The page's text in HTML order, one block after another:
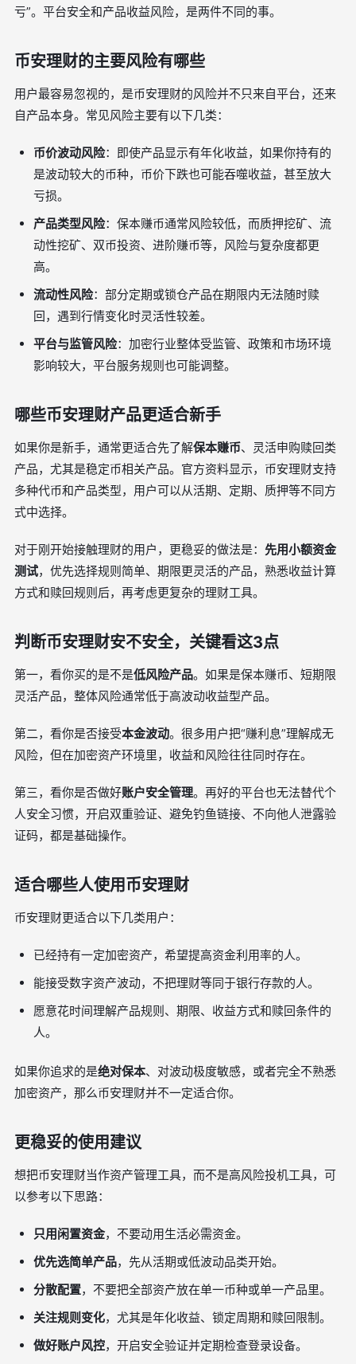
亏”。平台安全和产品收益风险，是两件不同的事。
币安理财的主要风险有哪些
用户最容易忽视的，是币安理财的风险并不只来自平台，还来
自产品本身。常见风险主要有以下几类：
币价波动风险：即使产品显示有年化收益，如果你持有的
是波动较大的币种，币价下跌也可能吞噬收益，甚至放大
亏损。
产品类型风险：保本赚币通常风险较低，而质押挖矿、流
动性挖矿、双币投资、进阶赚币等，风险与复杂度都更
高。
流动性风险：部分定期或锁仓产品在期限内无法随时赎
回，遇到行情变化时灵活性较差。
平台与监管风险：加密行业整体受监管、政策和市场环境
影响较大，平台服务规则也可能调整。
哪些币安理财产品更适合新手
如果你是新手，通常更适合先了解保本赚币、灵活申购赎回类
产品，尤其是稳定币相关产品。官方资料显示，币安理财支持
多种代币和产品类型，用户可以从活期、定期、质押等不同方
式中选择。
对于刚开始接触理财的用户，更稳妥的做法是： 先用小额资金
测试，优先选择规则简单、期限更灵活的产品，熟悉收益计算
方式和赎回规则后，再考虑更复杂的理财工具。
判断币安理财安不安全，关键看这3点
第一，看你买的是不是低风险产品。如果是保本赚币、短期限
灵活产品，整体风险通常低于高波动收益型产品。
第二，看你是否接受本金波动。很多用户把“赚利息”理解成无
风险，但在加密资产环境里，收益和风险往往同时存在。
第三，看你是否做好账户安全管理。再好的平台也无法替代个
人安全习惯，开启双重验证、避免钓鱼链接、不向他人泄露验
证码，都是基础操作。
适合哪些人使用币安理财
币安理财更适合以下几类用户：
已经持有一定加密资产，希望提高资金利用率的人。
能接受数字资产波动，不把理财等同于银行存款的人。
愿意花时间理解产品规则、期限、收益方式和赎回条件的
人。
如果你追求的是绝对保本、对波动极度敏感，或者完全不熟悉
加密资产，那么币安理财并不一定适合你。
更稳妥的使用建议
想把币安理财当作资产管理工具，而不是高风险投机工具，可
以参考以下思路：
只用闲置资金，不要动用生活必需资金。
优先选简单产品，先从活期或低波动品类开始。
分散配置，不要把全部资产放在单一币种或单一产品里。
关注规则变化，尤其是年化收益、锁定周期和赎回限制。
做好账户风控，开启安全验证并定期检查登录设备。